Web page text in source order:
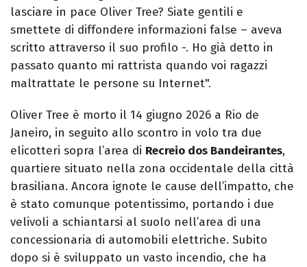
lasciare in pace Oliver Tree? Siate gentili e
smettete di diffondere informazioni false – aveva
scritto attraverso il suo profilo -. Ho già detto in
passato quanto mi rattrista quando voi ragazzi
maltrattate le persone su Internet".
Oliver Tree è morto il 14 giugno 2026 a Rio de
Janeiro, in seguito allo scontro in volo tra due
elicotteri sopra l’area di Recreio dos Bandeirantes,
quartiere situato nella zona occidentale della città
brasiliana. Ancora ignote le cause dell’impatto, che
è stato comunque potentissimo, portando i due
velivoli a schiantarsi al suolo nell’area di una
concessionaria di automobili elettriche. Subito
dopo si è sviluppato un vasto incendio, che ha